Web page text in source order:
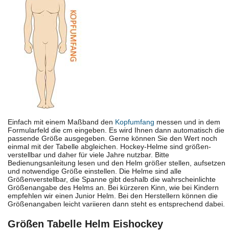
Einfach mit einem Maßband den Kopfumfang messen und in dem
Formularfeld die cm eingeben. Es wird Ihnen dann automatisch die
passende Größe ausgegeben. Gerne können Sie den Wert noch
einmal mit der Tabelle abgleichen. Hockey-Helme sind größen-
verstellbar und daher für viele Jahre nutzbar. Bitte
Bedienungsanleitung lesen und den Helm größer stellen, aufsetzen
und notwendige Größe einstellen. Die Helme sind alle
Größenverstellbar, die Spanne gibt deshalb die wahrscheinlichte
Größenangabe des Helms an. Bei kürzeren Kinn, wie bei Kindern
empfehlen wir einen Junior Helm. Bei den Herstellern können die
Größenangaben leicht variieren dann steht es entsprechend dabei.
Größen Tabelle Helm Eishockey